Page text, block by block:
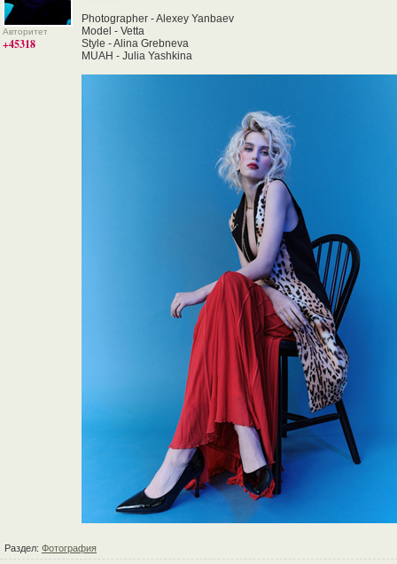
Авторитет
+45318
Photographer - Alexey Yanbaev
Model - Vetta
Style - Alina Grebneva
MUAH - Julia Yashkina
Раздел: Фотография